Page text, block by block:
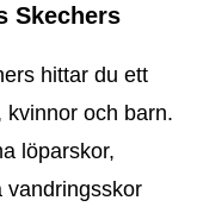
Skechers
hittar du ett
kvinnor och barn.
löparskor,
vandringsskor